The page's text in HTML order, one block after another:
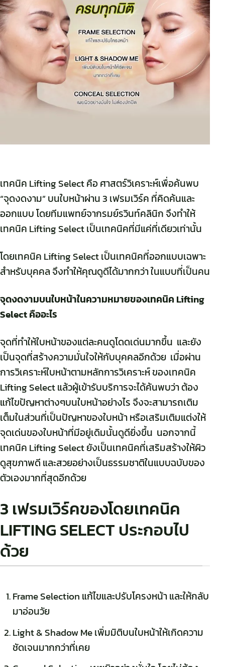
เทคนิค Lifting Select คือ ศาสตร์วิเคราะห์เพื่อค้นพบ
“จุดงดงาม” บนใบหน้าผ่าน 3 เฟรมเวิร์ค ที่คิดค้นและ
ออกแบบ โดยทีมแพทย์จากรมย์รวินท์คลินิก จึงทำให้
เทคนิค Lifting Select เป็นเทคนิคที่มีแค่ที่เดียวเท่านั้น
โดยเทคนิค Lifting Select เป็นเทคนิคที่ออกแบบเฉพาะ
สำหรับบุคคล จึงทำให้คุณดูดีได้มากกว่า ในแบบที่เป็นคน
จุดงดงามบนใบหน้าในความหมายของเทคนิค Lifting
Select คืออะไร
จุดที่ทำให้ใบหน้าของแต่ละคนดูโดดเด่นมากขึ้น และยัง
เป็นจุดที่สร้างความมั่นใจให้กับบุคคลอีกด้วย เมื่อผ่าน
การวิเคราะห์ใบหน้าตามหลักการวิเคราะห์ ของเทคนิค
Lifting Select แล้วผู้เข้ารับบริการจะได้ค้นพบว่า ต้อง
แก้ไขปัญหาต่างๆบนใบหน้าอย่างไร จึงจะสามารถเติม
เต็มในส่วนที่เป็นปัญหาของใบหน้า หรือเสริมเติมแต่งให้
จุดเด่นของใบหน้าที่มีอยู่เดิมนั้นดูดียิ่งขึ้น นอกจากนี้
เทคนิค Lifting Select ยังเป็นเทคนิคที่เสริมสร้างให้ผิว
ดูสุขภาพดี และสวยอย่างเป็นธรรมชาติในแบบฉบับของ
ตัวเองมากที่สุดอีกด้วย
3 เฟรมเวิร์คของโดยเทคนิค
LIFTING SELECT ประกอบไป
ด้วย
Frame Selection แก้ไขและปรับโครงหน้า และให้กลับ
มาอ่อนวัย
Light & Shadow Me เพิ่มมิติบนใบหน้าให้เกิดความ
ชัดเจนมากกว่าที่เคย